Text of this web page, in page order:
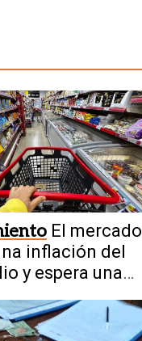
El mercado
inflación del
y espera una